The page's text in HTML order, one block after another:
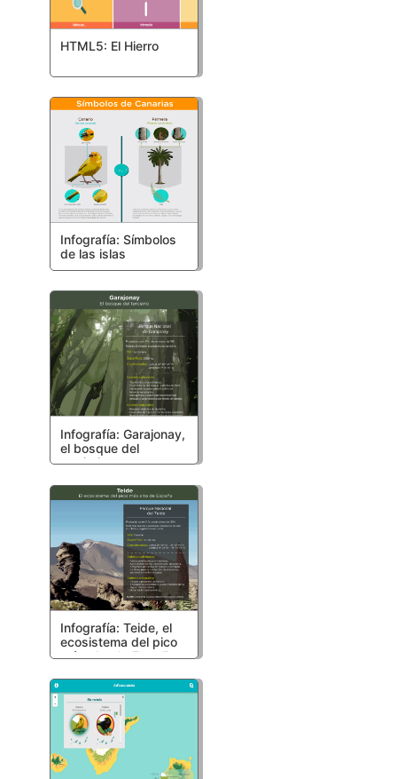
HTML5: El Hierro
Infografía: Símbolos
de las islas
Infografía: Garajonay,
el bosque del
terciario
Infografía: Teide, el
ecosistema del pico
más alto de España